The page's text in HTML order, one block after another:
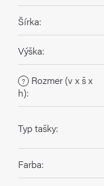
Šírka:
Výška:
?
Rozmer (v x š x
h):
Typ tašky:
Farba: